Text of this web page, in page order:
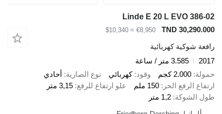
Linde E 20 L EVO 386-02
TND 30,290.000
€8,950
≈ $10,340
رافعة شوكية كهربائية
2017
3.585 متر / ساعة
حمولة 2.000 كجم وقود كهربائي نوع الصارية أحادي
ارتفاع الرفع الحر
150 ملم علو ارتفاع للرفع 3,15 متر
طول الشوكة 1,2 متر